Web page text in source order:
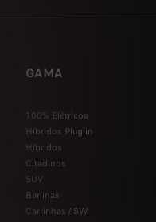
GAMA
100% Elétricos
Híbridos Plug-in
Híbridos
Citadinos
SUV
Berlinas
Carrinhas / SW